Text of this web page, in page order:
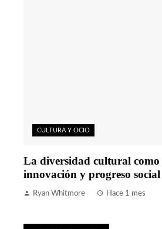
CULTURA Y OCIO
La diversidad cultural
innovación y progreso social
Ryan Whitmore Hace 1 mes